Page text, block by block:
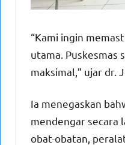
“Kami ingin
utama. Puskesmas
maksimal,” ujar dr.
Ia menegaskan
mendengar secara
obat-obatan,